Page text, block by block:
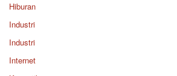
Hiburan
Industri
Industri
Internet